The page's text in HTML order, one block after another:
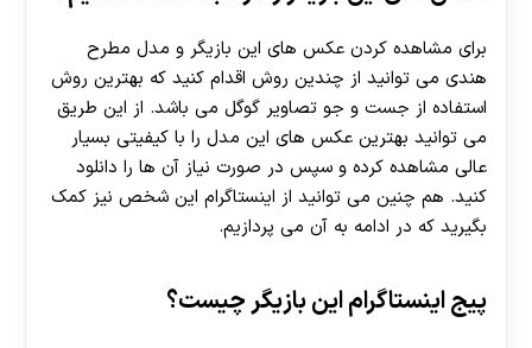
برای مشاهده کردن عکس های این بازیگر و مدل مطرح
هندی می توانید از چندین روش اقدام کنید که بهترین روش
استفاده از جست و جو تصاویر گوگل می باشد. از این طریق
می توانید بهترین عکس های این مدل را با کیفیتی بسیار
عالی مشاهده کرده و سپس در صورت نیاز آن ها را دانلود
کنید. هم چنین می توانید از اینستاگرام این شخص نیز کمک
بگیرید که در ادامه به آن می پردازیم.
پیج اینستاگرام این بازیگر چیست؟